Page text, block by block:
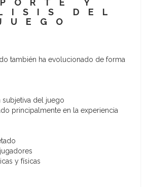
Y
DEL
también ha evolucionado de forma
subjetiva del juego
principalmente en la experiencia
y físicas